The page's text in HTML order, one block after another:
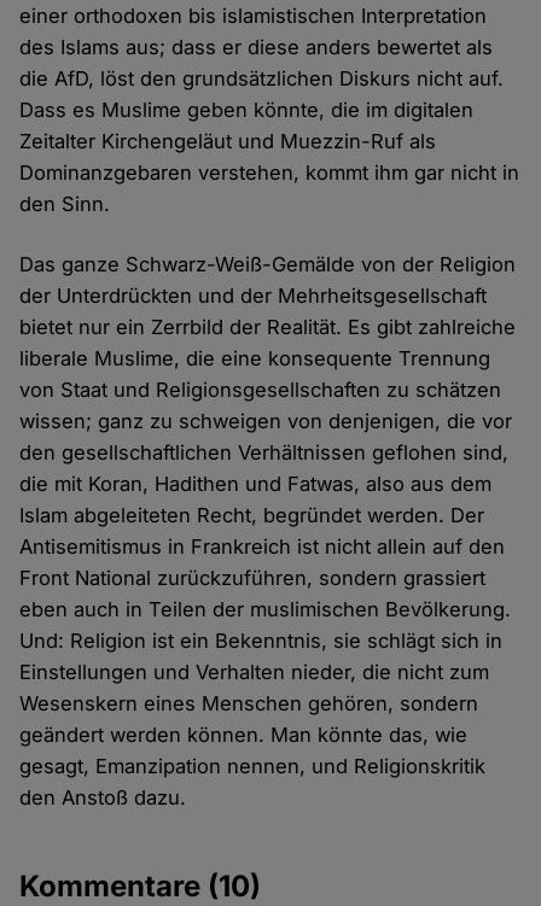
einer orthodoxen bis islamistischen Interpretation
des Islams aus; dass er diese anders bewertet als
die AfD, löst den grundsätzlichen Diskurs nicht auf.
Dass es Muslime geben könnte, die im digitalen
Zeitalter Kirchengeläut und Muezzin-Ruf als
Dominanzgebaren verstehen, kommt ihm gar nicht in
den Sinn.
Das ganze Schwarz-Weiß-Gemälde von der Religion
der Unterdrückten und der Mehrheitsgesellschaft
bietet nur ein Zerrbild der Realität. Es gibt zahlreiche
liberale Muslime, die eine konsequente Trennung
von Staat und Religionsgesellschaften zu schätzen
wissen; ganz zu schweigen von denjenigen, die vor
den gesellschaftlichen Verhältnissen geflohen sind,
die mit Koran, Hadithen und Fatwas, also aus dem
Islam abgeleiteten Recht, begründet werden. Der
Antisemitismus in Frankreich ist nicht allein auf den
Front National zurückzuführen, sondern grassiert
eben auch in Teilen der muslimischen Bevölkerung.
Und: Religion ist ein Bekenntnis, sie schlägt sich in
Einstellungen und Verhalten nieder, die nicht zum
Wesenskern eines Menschen gehören, sondern
geändert werden können. Man könnte das, wie
gesagt, Emanzipation nennen, und Religionskritik
den Anstoß dazu.
Kommentare (10)